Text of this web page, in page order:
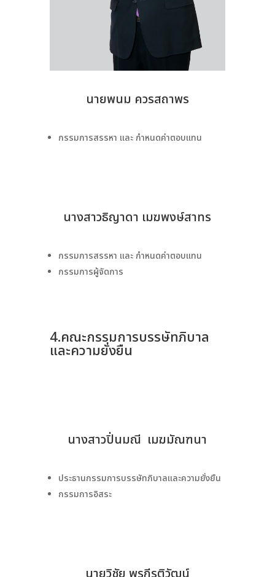
นายพนม ควรสถาพร
กรรมการสรรหา และ กำหนดค่าตอบแทน
นางสาวธิญาดา เมฆพงษ์สาทร
กรรมการสรรหา และ กำหนดค่าตอบแทน
กรรมการผู้จัดการ
4.คณะกรรมการบรรษัทภิบาล
และความยั่งยืน
นางสาวปิ่นมณี เมฆมัณฑนา
ประธานกรรมการบรรษัทภิบาลและความยั่งยืน
กรรมการอิสระ